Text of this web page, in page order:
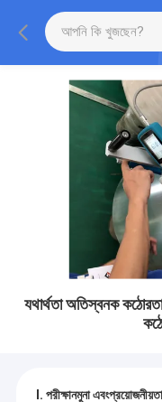
যথার্থতা অতিস্বনক
I. পরীক্ষানমুনা এবং